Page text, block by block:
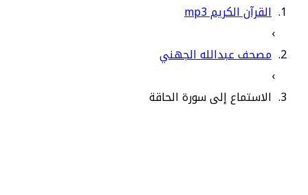
القرآن الكريم mp3
›
مصحف عبدالله الجهني
›
الاستماع إلى سورة الحاقة